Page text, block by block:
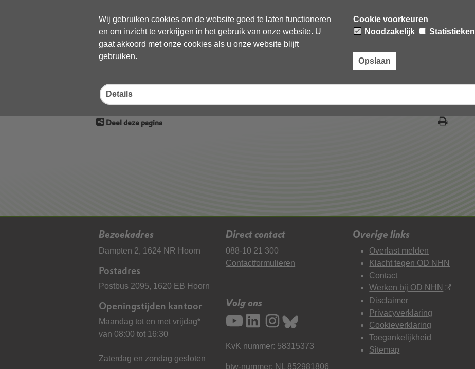
Wij gebruiken cookies om de website goed te laten functioneren
en om inzicht te verkrijgen in het gebruik van onze website. U
gaat akkoord met onze cookies als u onze website blijft
gebruiken.
Cookie voorkeuren
Noodzakelijk
Statistieken
Opslaan
Details
Gebruik de onderstaande link om het document te downloaden.
Download ‘6a1c OD NHN Actiepuntenlijst OD NHN vergadering Algemeen Bestuur 12 oktober
pdf , 70kB
Deel deze pagina
Bezoekadres
Dampten 2, 1624 NR Hoorn
Postadres
Postbus 2095, 1620 EB Hoorn
Openingstijden kantoor
Maandag tot en met vrijdag*
van 08:00 tot 16:30
Zaterdag en zondag gesloten
Direct contact
088-10 21 300
Contactformulieren
Volg ons
KvK nummer: 58315373
btw-nummer: NL 852981806
Overige links
Overlast melden
Klacht tegen OD NHN
Contact
Werken bij OD NHN
Disclaimer
Privacyverklaring
Cookieverklaring
Toegankelijkheid
Sitemap